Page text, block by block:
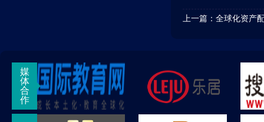
上一篇： 全球化资产
媒
体
合
作